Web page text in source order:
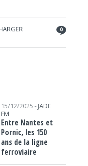
0
15/12/2025 - JADE
FM
Entre Nantes et
Pornic, les 150
ans de la ligne
ferroviaire